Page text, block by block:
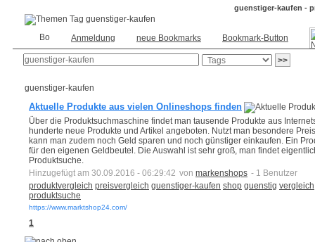
guenstiger-kaufen -
Anmeldung neue Bookmarks Bookmark-Button
guenstiger-kaufen
Aktuelle Produkte aus vielen Onlineshops finden
Über die Produktsuchmaschine findet man tausende Produkte aus
hunderte neue Produkte und Artikel angeboten. Nutzt man besondere
kann man zudem noch Geld sparen und noch günstiger einkaufen. Ein
für den eigenen Geldbeutel. Die Auswahl ist sehr groß, man findet
Produktsuche.
Hinzugefügt am 30.09.2016 - 06:29:42 von markenshops - 1 Benutzer
produktvergleich preisvergleich guenstiger-kaufen shop guenstig vergleich
produktsuche
https://www.marktshop24.com/
1